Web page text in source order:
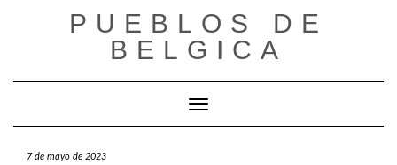
PUEBLOS DE
BELGICA
Cambiar modo de navegación
7 de mayo de 2023